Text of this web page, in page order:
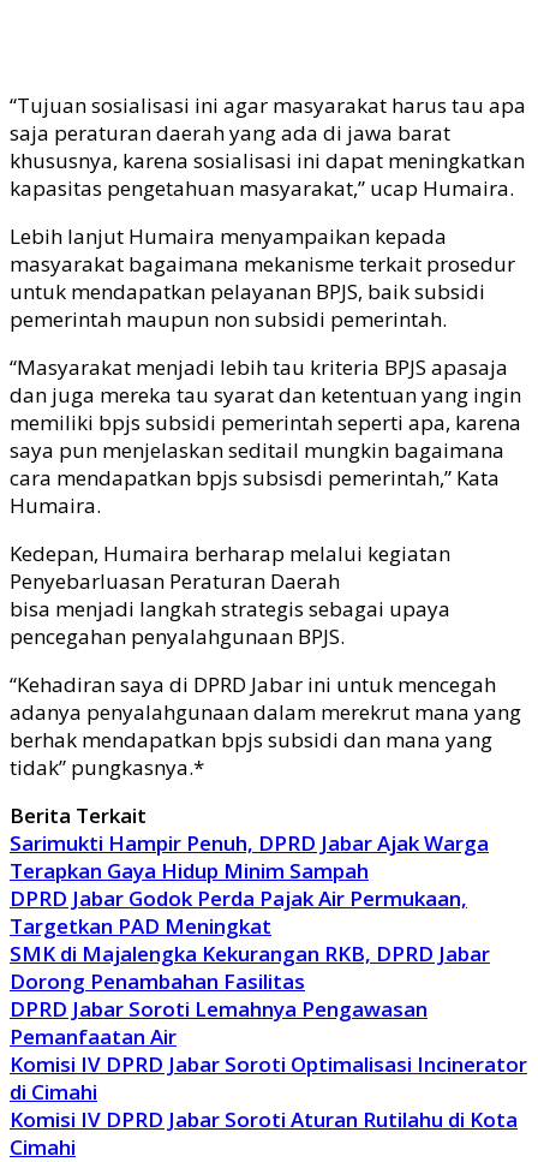
“Tujuan sosialisasi ini agar masyarakat harus tau apa
saja peraturan daerah yang ada di jawa barat
khususnya, karena sosialisasi ini dapat meningkatkan
kapasitas pengetahuan masyarakat,” ucap Humaira.
Lebih lanjut Humaira menyampaikan kepada
masyarakat bagaimana mekanisme terkait prosedur
untuk mendapatkan pelayanan BPJS, baik subsidi
pemerintah maupun non subsidi pemerintah.
“Masyarakat menjadi lebih tau kriteria BPJS apasaja
dan juga mereka tau syarat dan ketentuan yang ingin
memiliki bpjs subsidi pemerintah seperti apa, karena
saya pun menjelaskan seditail mungkin bagaimana
cara mendapatkan bpjs subsisdi pemerintah,” Kata
Humaira.
Kedepan, Humaira berharap melalui kegiatan
Penyebarluasan Peraturan Daerah
bisa menjadi langkah strategis sebagai upaya
pencegahan penyalahgunaan BPJS.
“Kehadiran saya di DPRD Jabar ini untuk mencegah
adanya penyalahgunaan dalam merekrut mana yang
berhak mendapatkan bpjs subsidi dan mana yang
tidak” pungkasnya.*
Berita Terkait
Sarimukti Hampir Penuh, DPRD Jabar Ajak Warga
Terapkan Gaya Hidup Minim Sampah
DPRD Jabar Godok Perda Pajak Air Permukaan,
Targetkan PAD Meningkat
SMK di Majalengka Kekurangan RKB, DPRD Jabar
Dorong Penambahan Fasilitas
DPRD Jabar Soroti Lemahnya Pengawasan
Pemanfaatan Air
Komisi IV DPRD Jabar Soroti Optimalisasi Incinerator
di Cimahi
Komisi IV DPRD Jabar Soroti Aturan Rutilahu di Kota
Cimahi